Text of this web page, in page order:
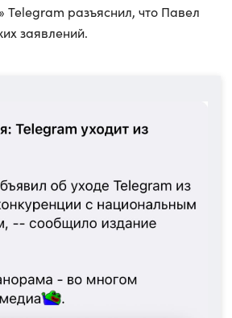
Telegram разъяснил, что Павел
заявлений.